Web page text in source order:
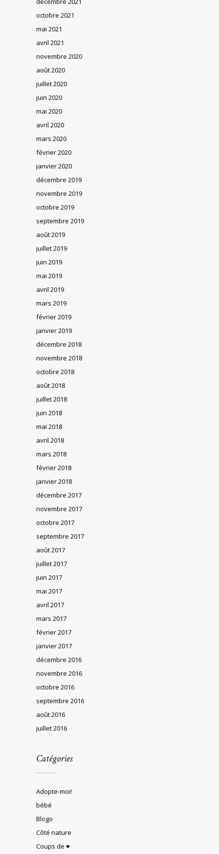
octobre 2021
mai 2021
avril 2021
novembre 2020
août 2020
juillet 2020
juin 2020
mai 2020
avril 2020
mars 2020
février 2020
janvier 2020
décembre 2019
novembre 2019
octobre 2019
septembre 2019
août 2019
juillet 2019
juin 2019
mai 2019
avril 2019
mars 2019
février 2019
janvier 2019
décembre 2018
novembre 2018
octobre 2018
août 2018
juillet 2018
juin 2018
mai 2018
avril 2018
mars 2018
février 2018
janvier 2018
décembre 2017
novembre 2017
octobre 2017
septembre 2017
août 2017
juillet 2017
juin 2017
mai 2017
avril 2017
mars 2017
février 2017
janvier 2017
décembre 2016
novembre 2016
octobre 2016
septembre 2016
août 2016
juillet 2016
Catégories
Adopte-moi!
bébé
Blogo
Côté nature
Coups de ♥